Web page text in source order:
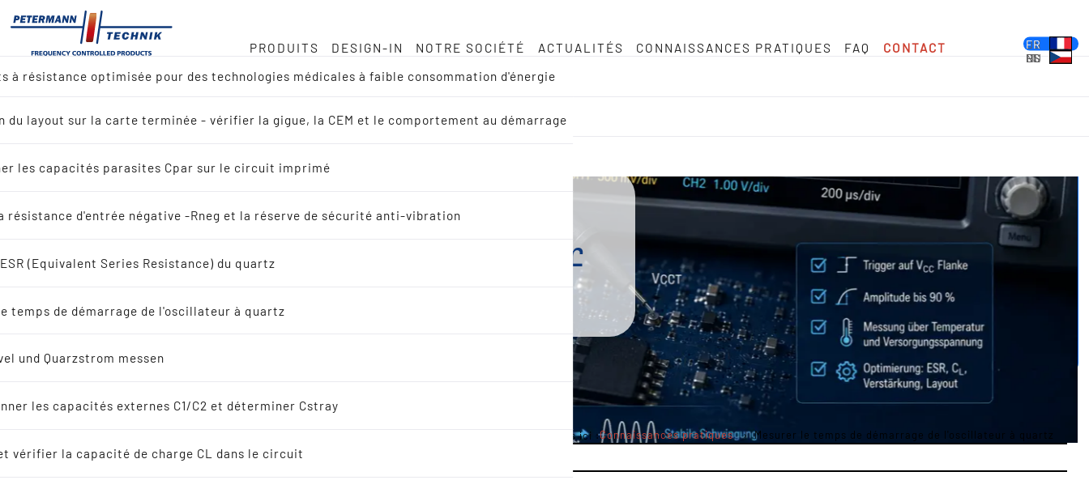
PRODUITS
kHz Solutions
DESIGN-IN
des quartz en MHz
NOTRE SOCIÉTÉ
ACTUALITÉS
CONNAISSANCES PRATIQUES
à résistance optimisée pour des technologies médicales à faible consommation d'énergie
du layout sur la carte terminée - vérifier la gigue, la CEM et le comportement au démarrage
les capacités parasites Cpar sur le circuit imprimé
résistance d'entrée négative -Rneg et la réserve de sécurité anti-vibration
(Equivalent Series Resistance) du quartz
temps de démarrage de l'oscillateur à quartz
und Quarzstrom messen
les capacités externes C1/C2 et déterminer Cstray
vérifier la capacité de charge CL dans le circuit
FAQ CONTACT DE
EN
FR
ES
PL
IT
NL
HU
CS
Mesurer le temps de
démarrage de l'oscillateur
à quartz
Vous êtes ici :Connaissances pratiques Mesurer le temps de démarrage de l'oscillateur à quartz